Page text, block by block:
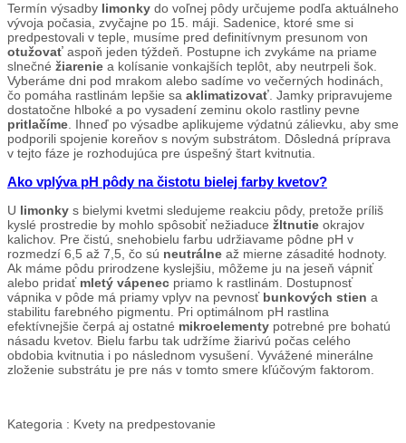
Termín výsadby limonky do voľnej pôdy určujeme podľa aktuálneho
vývoja počasia, zvyčajne po 15. máji. Sadenice, ktoré sme si
predpestovali v teple, musíme pred definitívnym presunom von
otužovať aspoň jeden týždeň. Postupne ich zvykáme na priame
slnečné žiarenie a kolísanie vonkajších teplôt, aby neutrpeli šok.
Vyberáme dni pod mrakom alebo sadíme vo večerných hodinách,
čo pomáha rastlinám lepšie sa aklimatizovať . Jamky pripravujeme
dostatočne hlboké a po vysadení zeminu okolo rastliny pevne
pritlačíme . Ihneď po výsadbe aplikujeme výdatnú zálievku, aby sme
podporili spojenie koreňov s novým substrátom. Dôsledná príprava
v tejto fáze je rozhodujúca pre úspešný štart kvitnutia.
Ako vplýva pH pôdy na čistotu bielej farby kvetov?
U limonky s bielymi kvetmi sledujeme reakciu pôdy, pretože príliš
kyslé prostredie by mohlo spôsobiť nežiaduce žltnutie okrajov
kalichov. Pre čistú, snehobielu farbu udržiavame pôdne pH v
rozmedzí 6,5 až 7,5, čo sú neutrálne až mierne zásadité hodnoty.
Ak máme pôdu prirodzene kyslejšiu, môžeme ju na jeseň vápniť
alebo pridať mletý vápenec priamo k rastlinám. Dostupnosť
vápnika v pôde má priamy vplyv na pevnosť bunkových stien a
stabilitu farebného pigmentu. Pri optimálnom pH rastlina
efektívnejšie čerpá aj ostatné mikroelementy potrebné pre bohatú
násadu kvetov. Bielu farbu tak udržíme žiarivú počas celého
obdobia kvitnutia i po následnom vysušení. Vyvážené minerálne
zloženie substrátu je pre nás v tomto smere kľúčovým faktorom.
Kategoria : Kvety na predpestovanie